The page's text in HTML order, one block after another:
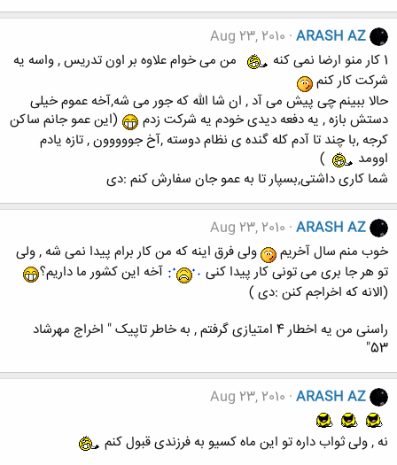
ARASH AZ
Aug 23, 2010
1 کار منو ارضا نمی کنه
من می خوام علاوه بر اون تدریس , واسه یه
شرکت کار کنم
حالا ببینم چی پیش می آد , ان شا الله که جور می شه,آخه عموم خیلی
دستش بازه , یه دفعه دیدی خودم یه شرکت زدم
(این عمو جانم ساکن
کرجه ,با چند تا آدم کله گنده ی نظام دوسته ,آخ جووووون , تازه یادم
اوومد
)
شما کاری داشتی,بسپار تا به عمو جان سفارش کنم :دی
ARASH AZ
Aug 23, 2010
خوب منم سال آخریم
ولی فرق اینه که من کار برام پیدا نمی شه , ولی
تو هر جا بری می تونی کار پیدا کنی
آخه این کشور ما داریم؟
(الانه که اخراجم کنن :دی )
راسنی من یه اخطار 4 امتیازی گرفتم , به خاطر تاپیک " اخراج مهرشاد
53"
ARASH AZ
Aug 23, 2010
نه , ولی ثواب داره تو این ماه کسیو به فرزندی قبول کنم